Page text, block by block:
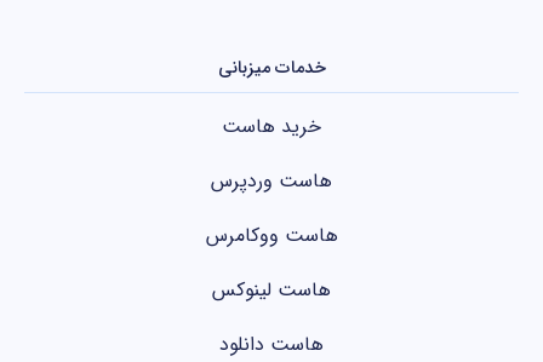
خدمات میزبانی
خرید هاست
هاست وردپرس
هاست ووکامرس
هاست لینوکس
هاست دانلود